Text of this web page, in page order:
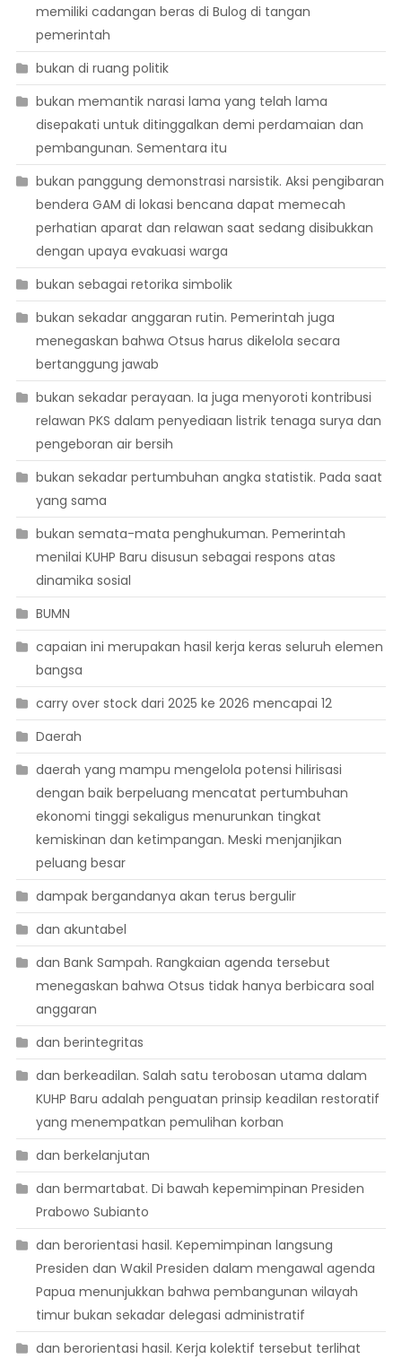
memiliki cadangan beras di Bulog di tangan
pemerintah
bukan di ruang politik
bukan memantik narasi lama yang telah lama
disepakati untuk ditinggalkan demi perdamaian dan
pembangunan. Sementara itu
bukan panggung demonstrasi narsistik. Aksi pengibaran
bendera GAM di lokasi bencana dapat memecah
perhatian aparat dan relawan saat sedang disibukkan
dengan upaya evakuasi warga
bukan sebagai retorika simbolik
bukan sekadar anggaran rutin. Pemerintah juga
menegaskan bahwa Otsus harus dikelola secara
bertanggung jawab
bukan sekadar perayaan. Ia juga menyoroti kontribusi
relawan PKS dalam penyediaan listrik tenaga surya dan
pengeboran air bersih
bukan sekadar pertumbuhan angka statistik. Pada saat
yang sama
bukan semata-mata penghukuman. Pemerintah
menilai KUHP Baru disusun sebagai respons atas
dinamika sosial
BUMN
capaian ini merupakan hasil kerja keras seluruh elemen
bangsa
carry over stock dari 2025 ke 2026 mencapai 12
Daerah
daerah yang mampu mengelola potensi hilirisasi
dengan baik berpeluang mencatat pertumbuhan
ekonomi tinggi sekaligus menurunkan tingkat
kemiskinan dan ketimpangan. Meski menjanjikan
peluang besar
dampak bergandanya akan terus bergulir
dan akuntabel
dan Bank Sampah. Rangkaian agenda tersebut
menegaskan bahwa Otsus tidak hanya berbicara soal
anggaran
dan berintegritas
dan berkeadilan. Salah satu terobosan utama dalam
KUHP Baru adalah penguatan prinsip keadilan restoratif
yang menempatkan pemulihan korban
dan berkelanjutan
dan bermartabat. Di bawah kepemimpinan Presiden
Prabowo Subianto
dan berorientasi hasil. Kepemimpinan langsung
Presiden dan Wakil Presiden dalam mengawal agenda
Papua menunjukkan bahwa pembangunan wilayah
timur bukan sekadar delegasi administratif
dan berorientasi hasil. Kerja kolektif tersebut terlihat